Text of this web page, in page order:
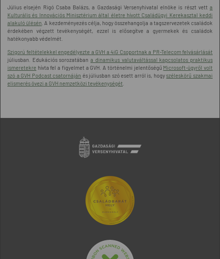
Július elsején Rigó Csaba Balázs, a Gazdasági Versenyhivatal elnöke is részt vett a
Kulturális és Innovációs Minisztérium által életre hívott Családügyi Kerekasztal keddi
alakuló ülésén . A kezdeményezés célja, hogy összehangolja a tagszervezetek családok
érdekében végzett tevékenységét, ezzel is elősegítve a gyermekek és családok
hatékonyabb védelmét.
Szigorú feltételekkel engedélyezte a GVH a 4iG Csoportnak a PR-Telecom felvásárlását
júliusban. Edukációs sorozatábana dinamikus valutaváltással kapcsolatos praktikus
ismeretekre hívta fel a figyelmet a GVH. A történelmi jelentőségű Microsoft-ügyről volt
szó a GVH Podcast csatornáján és júliusban szó esett arról is, hogyszéleskörű szakmai
elismerés övezi a GVH nemzetközi tevékenységét